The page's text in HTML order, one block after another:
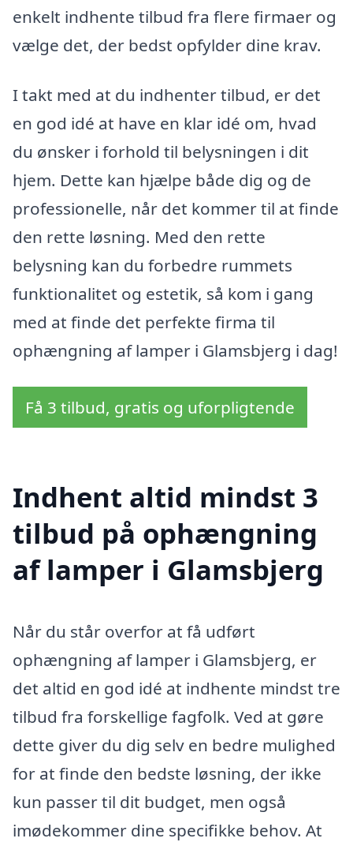
enkelt indhente tilbud fra flere firmaer og
vælge det, der bedst opfylder dine krav.
I takt med at du indhenter tilbud, er det
en god idé at have en klar idé om, hvad
du ønsker i forhold til belysningen i dit
hjem. Dette kan hjælpe både dig og de
professionelle, når det kommer til at finde
den rette løsning. Med den rette
belysning kan du forbedre rummets
funktionalitet og estetik, så kom i gang
med at finde det perfekte firma til
ophængning af lamper i Glamsbjerg i dag!
Få 3 tilbud, gratis og uforpligtende
Indhent altid mindst 3
tilbud på ophængning
af lamper i Glamsbjerg
Når du står overfor at få udført
ophængning af lamper i Glamsbjerg, er
det altid en god idé at indhente mindst tre
tilbud fra forskellige fagfolk. Ved at gøre
dette giver du dig selv en bedre mulighed
for at finde den bedste løsning, der ikke
kun passer til dit budget, men også
imødekommer dine specifikke behov. At